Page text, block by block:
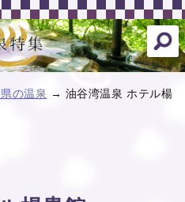
の温泉 → 油谷湾温泉 ホテル楊